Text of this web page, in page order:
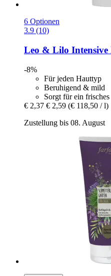
6 Optionen
3.9 (10)
Leo & Lilo
-8%
Für jeden Hauttyp
Beruhigend & mild
Sorgt für ein
€ 2,37 € 2,59 (€ 118,50 / l)
Zustellung bis 08. August